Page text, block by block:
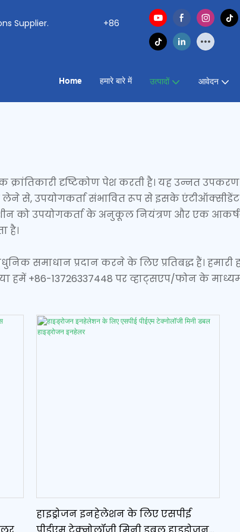
Supplier.
+86
Home हमारे बारे में उत्पादों आवेदन
क्रांतिकारी दृष्टिकोण पेश करती है। यह उन्नत
लेने से, उपयोगकर्ता संभावित रूप से इसके
को उपयोगकर्ता के अनुकूल नियंत्रण और एक
है।
समाधान प्रदान करने के लिए प्रतिबद्ध हैं।
हमें +86-13726337448 पर व्हाट्सएप/फोन के
हाइड्रोजन इनहेलेशन के लिए एसपीई